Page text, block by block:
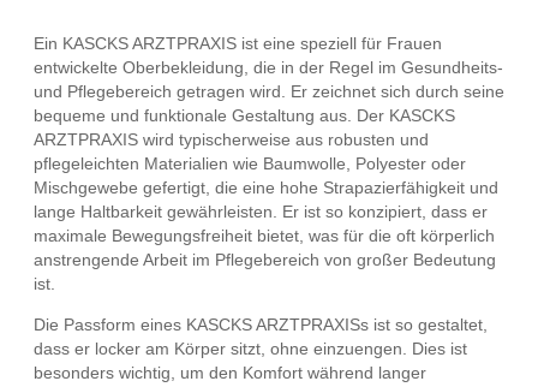
Ein KASCKS ARZTPRAXIS ist eine speziell für Frauen
entwickelte Oberbekleidung, die in der Regel im Gesundheits-
und Pflegebereich getragen wird. Er zeichnet sich durch seine
bequeme und funktionale Gestaltung aus. Der KASCKS
ARZTPRAXIS wird typischerweise aus robusten und
pflegeleichten Materialien wie Baumwolle, Polyester oder
Mischgewebe gefertigt, die eine hohe Strapazierfähigkeit und
lange Haltbarkeit gewährleisten. Er ist so konzipiert, dass er
maximale Bewegungsfreiheit bietet, was für die oft körperlich
anstrengende Arbeit im Pflegebereich von großer Bedeutung
ist.
Die Passform eines KASCKS ARZTPRAXISs ist so gestaltet,
dass er locker am Körper sitzt, ohne einzuengen. Dies ist
besonders wichtig, um den Komfort während langer